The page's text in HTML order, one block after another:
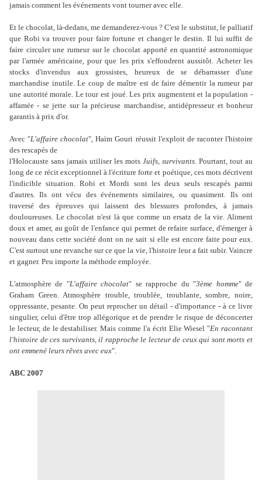
jamais comment les événements vont tourner avec elle.
Et le chocolat, là-dedans, me demanderez-vous ? C'est le substitut, le palliatif
que Robi va trouver pour faire fortune et changer le destin. Il lui suffit de
faire circuler une rumeur sur le chocolat apporté en quantité astronomique
par l'armée américaine, pour que les prix s'effondrent aussitôt. Acheter les
stocks d'invendus aux grossistes, heureux de se débarrasser d'une
marchandise inutile. Le coup de maître est de faire démentir la rumeur par
une autorité morale. Le tour est joué. Les prix augmentent et la population -
affamée - se jette sur la précieuse marchandise, antidépresseur et bonheur
garantis à prix d'or.
Avec "L'affaire chocolat", Haïm Gouri réussit l'exploit de raconter l'histoire
des rescapés de
l'Holocauste sans jamais utiliser les mots Juifs, survivants. Pourtant, tout au
long de ce récit exceptionnel à l'écriture forte et poétique, ces mots décrivent
l'indicible situation. Robi et Mordi sont les deux seuls rescapés parmi
d'autres. Ils ont vécu des événements similaires, ou quasiment. Ils ont
traversé des épreuves qui laissent des blessures profondes, à jamais
douloureuses. Le chocolat n'est là que comme un ersatz de la vie. Aliment
doux et amer, au goût de l'enfance qui permet de refaire surface, d'émerger à
nouveau dans cette société dont on ne sait si elle est encore faite pour eux.
C'est surtout une revanche sur ce que la vie, l'histoire leur a fait subir. Vaincre
et gagner. Peu importe la méthode employée.
L'atmosphère de "L'affaire chocolat" se rapproche du "3ème homme" de
Graham Green. Atmosphère trouble, troublée, troublante, sombre, noire,
oppressante, pesante. On peut reprocher un détail - d'importance - à ce livre
singulier, celui d'être trop allégorique et de prendre le risque de déconcerter
le lecteur, de le destabiliser. Mais comme l'a écrit Elie Wiesel "En racontant
l'histoire de ces survivants, il rapproche le lecteur de ceux qui sont morts et
ont emmené leurs rêves avec eux".
ABC 2007